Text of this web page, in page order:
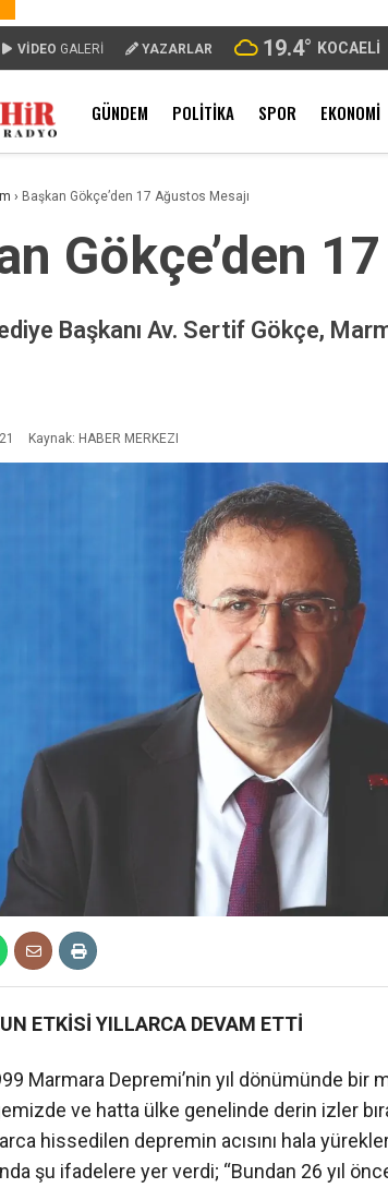
VİDEO GALERİ YAZARLAR 19.4° KOCAELI
GÜNDEM POLITIKA SPOR EKONOMI
› Başkan Gökçe’den 17 Ağustos Mesajı
Gökçe’den
Başkanı Av. Sertif Gökçe,
Kaynak: HABER MERKEZI
ETKİSİ YILLARCA DEVAM ETTİ
Marmara Depremi’nin yıl dönümünde bir
ve hatta ülke genelinde derin izler
hissedilen depremin acısını hala
şu ifadelere yer verdi; “Bundan 26 yıl